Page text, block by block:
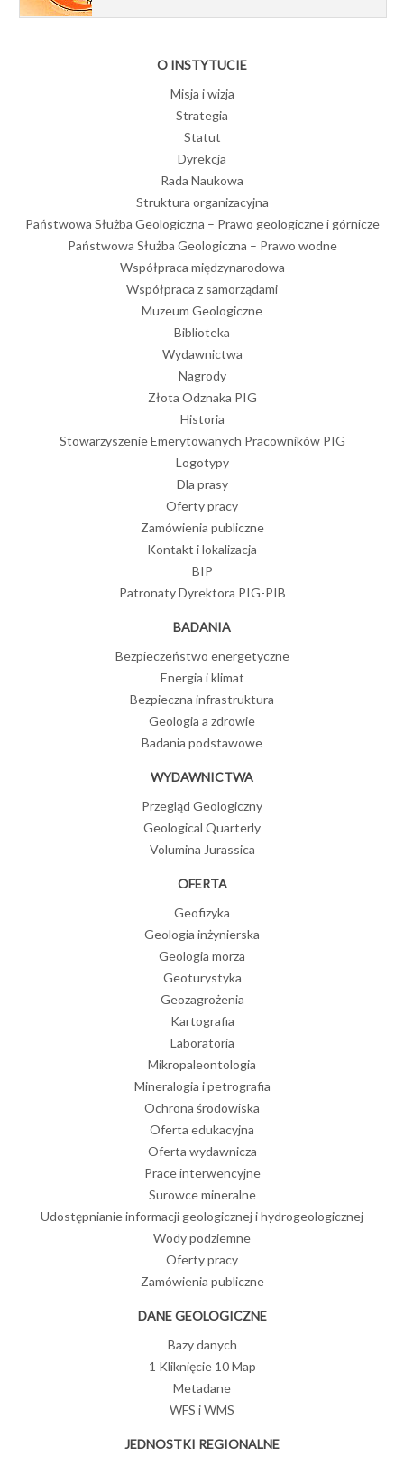
O INSTYTUCIE
Misja i wizja
Strategia
Statut
Dyrekcja
Rada Naukowa
Struktura organizacyjna
Państwowa Służba Geologiczna – Prawo geologiczne i górnicze
Państwowa Służba Geologiczna – Prawo wodne
Współpraca międzynarodowa
Współpraca z samorządami
Muzeum Geologiczne
Biblioteka
Wydawnictwa
Nagrody
Złota Odznaka PIG
Historia
Stowarzyszenie Emerytowanych Pracowników PIG
Logotypy
Dla prasy
Oferty pracy
Zamówienia publiczne
Kontakt i lokalizacja
BIP
Patronaty Dyrektora PIG-PIB
BADANIA
Bezpieczeństwo energetyczne
Energia i klimat
Bezpieczna infrastruktura
Geologia a zdrowie
Badania podstawowe
WYDAWNICTWA
Przegląd Geologiczny
Geological Quarterly
Volumina Jurassica
OFERTA
Geofizyka
Geologia inżynierska
Geologia morza
Geoturystyka
Geozagrożenia
Kartografia
Laboratoria
Mikropaleontologia
Mineralogia i petrografia
Ochrona środowiska
Oferta edukacyjna
Oferta wydawnicza
Prace interwencyjne
Surowce mineralne
Udostępnianie informacji geologicznej i hydrogeologicznej
Wody podziemne
Oferty pracy
Zamówienia publiczne
DANE GEOLOGICZNE
Bazy danych
1 Kliknięcie 10 Map
Metadane
WFS i WMS
JEDNOSTKI REGIONALNE